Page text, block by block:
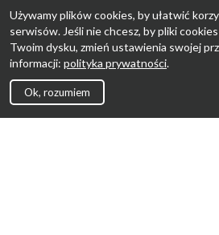
Używamy plików cookies, by ułatwić
serwisów. Jeśli nie chcesz, by pliki
Twoim dysku, zmień ustawienia swojej
informacji: polityka prywatności.
Ok, rozumiem